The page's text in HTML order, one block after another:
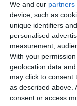
We and our partners
device, such as
unique identifiers
personalised
measurement,
With your
geolocation data
may click to consent
as described above.
consent or access
Le mystère sur la
réception de
entier. En
si l’attaquant
s’il sera dans le
contre l’Olympique